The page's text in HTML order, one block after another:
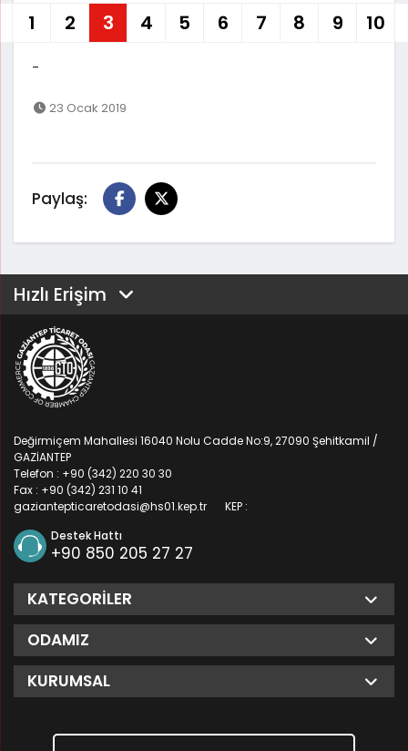
1 2 3 4 5 6 7 8 9 10
-
23 Ocak 2019
Paylaş:
Hızlı Erişim
Değirmiçem Mahallesi 16040 Nolu Cadde No:9, 27090 Şehitkamil /
GAZİANTEP
Telefon : +90 (342) 220 30 30
Fax : +90 (342) 231 10 41
KEP :
gaziantepticaretodasi@hs01.kep.tr
Destek Hattı
+90 850 205 27 27
KATEGORILER
ODAMIZ
KURUMSAL